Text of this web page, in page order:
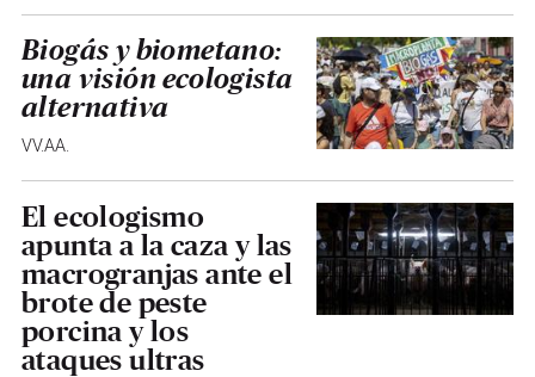
Biogás y biometano:
una visión ecologista
alternativa
VV.AA.
El ecologismo
apunta a la caza y las
macrogranjas ante el
brote de peste
porcina y los
ataques ultras